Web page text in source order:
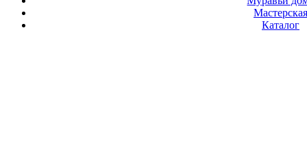
Мастерская
Каталог